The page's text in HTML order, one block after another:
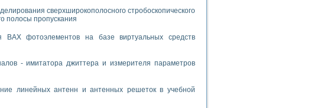
и средств управления»
ламп
ПК
канала измерения температуры» в среде LabVIEW
в Нижегородском госуниверситете им. Н.И. Лобачевского
систем моделирования
сверхширокополосного стробоскопического
полосы пропускания
ВАХ фотоэлементов на базе виртуальных средств
- имитатора джиттера и измерителя параметров
линейных антенн и антенных решеток в учебной